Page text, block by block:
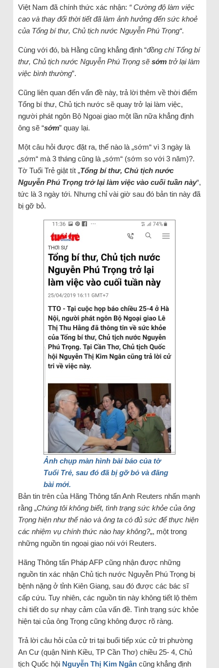
Việt Nam đã chính thức xác nhận: “ Cường độ làm việc
cao và thay đổi thời tiết đã làm ảnh hưởng đến sức khoẻ
của Tổng bí thư, Chủ tịch nước Nguyễn Phú Trọng“.
Cùng với đó, bà Hằng cũng khẳng định “đồng chí Tổng bí
thư, Chủ tịch nước Nguyễn Phú Trọng sẽ sớmtrở lại làm
việc bình thường”.
Cũng liên quan đến vấn đề này, trả lời thêm về thời điểm
Tổng bí thư, Chủ tịch nước sẽ quay trở lại làm việc,
người phát ngôn Bộ Ngoại giao một lần nữa khẳng định
ông sẽ “sớm” quay lại.
Một câu hỏi được đặt ra, thế nào là „sớm“ vì 3 ngày là
„sớm“ mà 3 tháng cũng là „sớm“ (sớm so với 3 năm)?.
Tờ Tuổi Trẻ giật tít „Tổng bí thư, Chủ tịch nước
Nguyễn Phú Trọng trở lại làm việc vào cuối tuần này“,
tức là 3 ngày tới. Nhưng chỉ vài giờ sau đó bản tin này đã
bị gỡ bỏ.
Ảnh chụp màn hình bài báo của tờ
Tuổi Trẻ, sau đó đã bị gỡ bỏ và đăng
bài mới.
Bản tin trên của Hãng Thông tấn Anh Reuters nhấn mạnh
rằng „Chúng tôi không biết, tình trạng sức khỏe của ông
Trọng hiện như thế nào và ông ta có đủ sức để thực hiện
các nhiệm vụ chính thức nào hay không?„, một trong
những nguồn tin ngoại giao nói với Reuters.
Hãng Thông tấn Pháp AFP cũng nhận được những
nguồn tin xác nhận Chủ tịch nước Nguyễn Phú Trọng bị
bệnh nặng ở tỉnh Kiên Giang, sau đó được các bác sĩ
cấp cứu. Tuy nhiên, các nguồn tin này không tiết lộ thêm
chi tiết do sự nhạy cảm của vấn đề. Tình trạng sức khỏe
hiện tại của ông Trọng cũng không được rõ ràng.
Trả lời câu hỏi của cử tri tại buổi tiếp xúc cử tri phường
An Cư (quận Ninh Kiều, TP Cần Thơ) chiều 25- 4, Chủ
tịch Quốc hội Nguyễn Thị Kim Ngâncũng khẳng định